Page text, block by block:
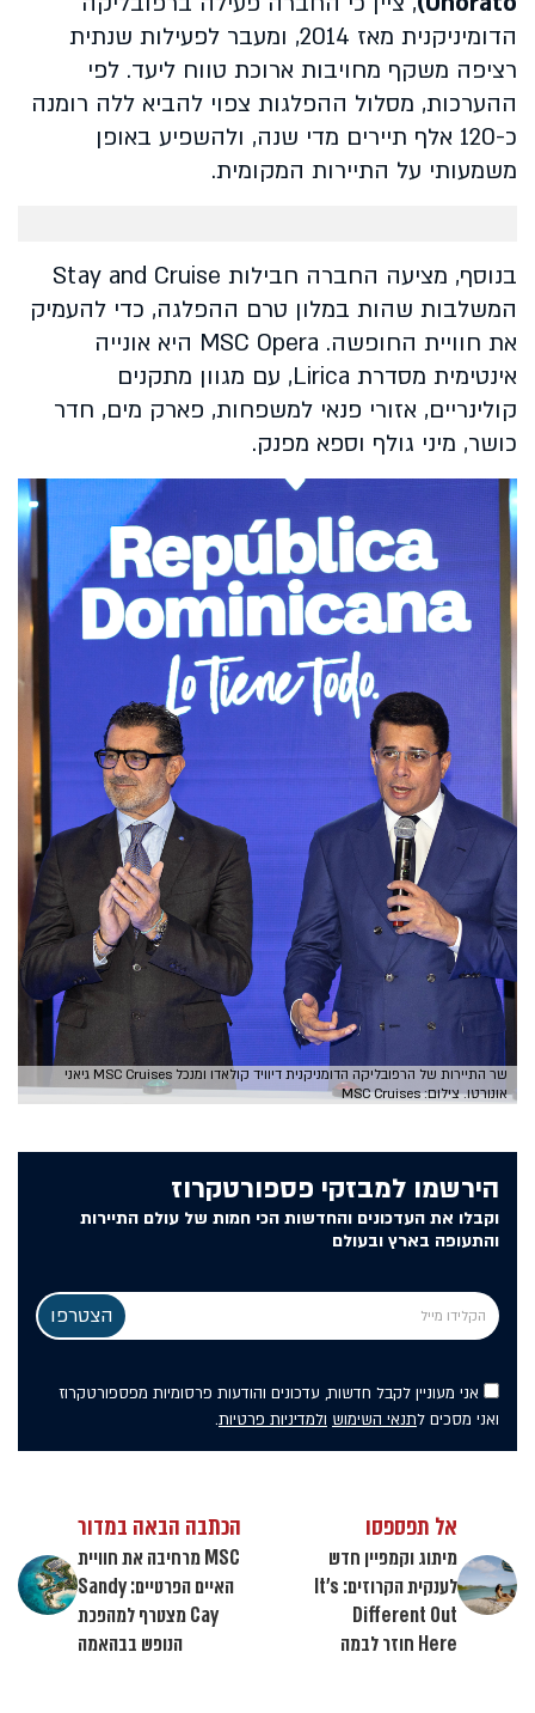
הדומיניקנית מאז 2014, ומעבר לפעילות שנתית
רציפה משקף מחויבות ארוכת טווח ליעד. לפי
ההערכות, מסלול ההפלגות צפוי להביא ללה רומנה
כ-120 אלף תיירים מדי שנה, ולהשפיע באופן
משמעותי על התיירות המקומית.
בנוסף, מציעה החברה חבילות Stay and Cruise
המשלבות שהות במלון טרם ההפלגה, כדי להעמיק
את חוויית החופשה. MSC Opera היא אונייה
אינטימית מסדרת Lirica, עם מגוון מתקנים
קולינריים, אזורי פנאי למשפחות, פארק מים, חדר
כושר, מיני גולף וספא מפנק.
שר התיירות של הרפובליקה הדומניקנית דיוויד קולאדו ומנכל MSC Cruises גיאני
אונורטו. צילום: MSC Cruises
הירשמו למבזקי פספורטקרוז
וקבלו את העדכונים והחדשות הכי חמות של עולם התיירות
והתעופה בארץ ובעולם
אני מעוניין לקבל חדשות, עדכונים והודעות פרסומיות מפספורטקרוז
ואני מסכים לתנאי השימוש ולמדיניות פרטיות.
אל תפספסו
מיתוג וקמפיין חדש
לענקית הקרוזים: It’s
Different Out
Here חוזר לבמה
הכתבה הבאה במדור
MSC מרחיבה את חוויית
האיים הפרטיים: Sandy
Cay מצטרף למהפכת
הנופש בבהאמה